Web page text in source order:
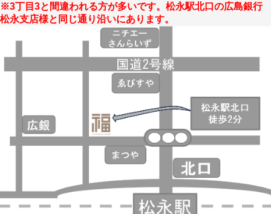
※3丁目3と間違われる方が多いです。松永駅北口の広島銀行
松永支店様と同じ通り沿いにあります。